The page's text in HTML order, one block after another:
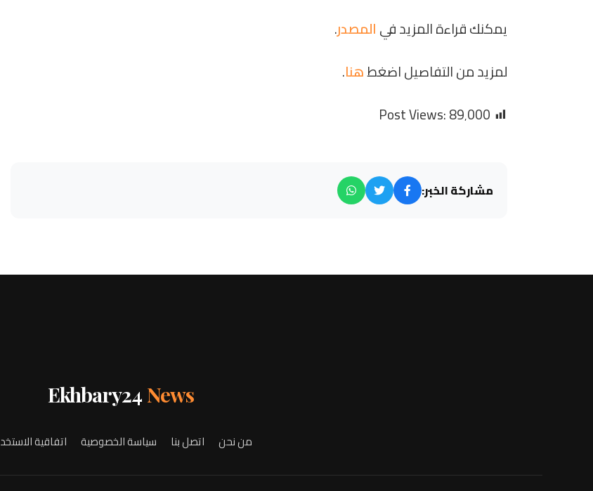
يمكنك قراءة المزيد فيالمصدر.
لمزيد من التفاصيل اضغطهنا.
Post Views:89٬000
مشاركة الخبر:
Ekhbary24 News
من نحن اتصل بنا سياسة الخصوصية اتفاقية